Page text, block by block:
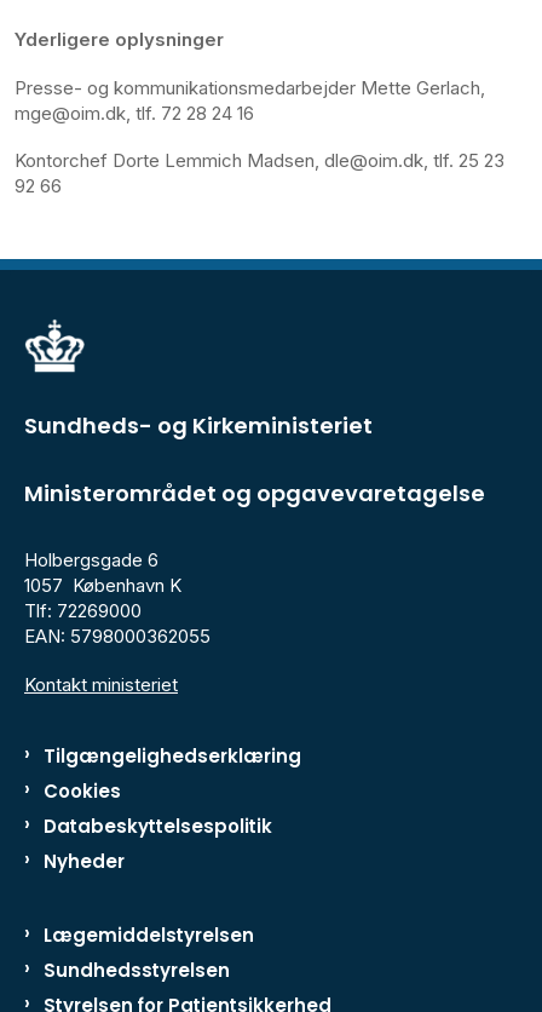
Yderligere oplysninger
Presse- og kommunikationsmedarbejder Mette Gerlach,
mge@oim.dk, tlf. 72 28 24 16
Kontorchef Dorte Lemmich Madsen, dle@oim.dk, tlf. 25 23
92 66
Sundheds- og Kirkeministeriet
Ministerområdet og opgavevaretagelse
Holbergsgade 6
1057 København K
Tlf: 72269000
EAN: 5798000362055
Kontakt ministeriet
Tilgængelighedserklæring
Cookies
Databeskyttelsespolitik
Nyheder
Lægemiddelstyrelsen
Sundhedsstyrelsen
Styrelsen for Patientsikkerhed